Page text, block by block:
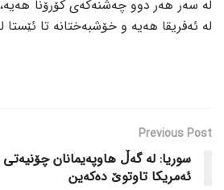
لە سەر هەر دوو چەشنەکەی کۆرۆنا
لە ئەفریقا هەیە و خۆشبەختانە تا ئێستا
Previous Post
سوریا: لە گەڵ هاوپەیمانان چۆنیەتی
ئەمریکا تاوتوێ دەکەین